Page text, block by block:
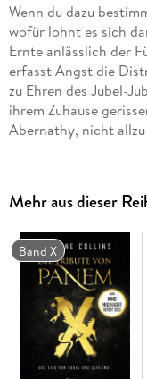
Wenn du dazu
wofür lohnt es sich
Ernte anlässlich der
erfasst Angst die
zu Ehren des Jubel-
ihrem Zuhause
Abernathy, nicht
Träume zerbrechen.
großen Liebe
Tributen aus Distrikt
die fast wie eine
Quotenmacher und
Als die Spiele
verlieren kann. Aber
Kampf weit über die
Mehr aus dieser
Band X